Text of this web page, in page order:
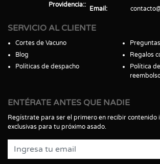
Providencia:
Email
SERVICIO AL CLIENTE
Cortes de Vacuno
Blog
Políticas de despacho
Regalos
Política
ENTÉRATE ANTES QUE NADIE
Regístrate para ser el primero en recibir contenido
exclusivas para tu próximo asado.